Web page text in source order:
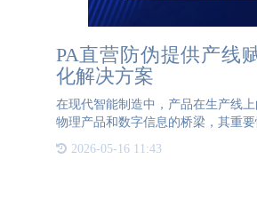
PA直营防伪提供产线
化解决方案
在现代智能制造中，产品在生产线
物理产品和数字信息的桥梁，其重要
式存在差异，生产线上的赋码环节也
2026-05-16 11:43